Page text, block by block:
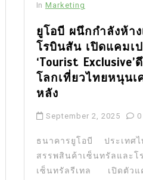
In Marketing
ยูโอบี ผนึกกำลังห้า
โรบินสัน เปิดแคมเ
‘Tourist
โลกเที่ยวไทยหนุนเ
หลัง
September 2, 2025 0
ธนาคารยูโอบี ประเทศ
สรรพสินค้าเซ็นทรัลแล
เซ็นทรัลรีเทล เปิดตัว